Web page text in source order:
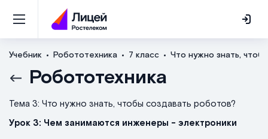
Учебник Робототехника 7 класс Что нужно знать,
Робототехника
Тема 3: Что нужно знать, чтобы создавать роботов?
Урок 3: Чем занимаются инженеры - электроники